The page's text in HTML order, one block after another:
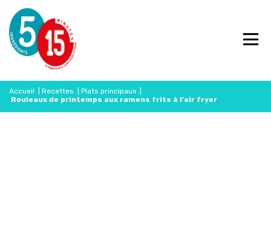
Accueil Recettes Plats principaux
Rouleaux de printemps aux ramens frits à l’air fryer